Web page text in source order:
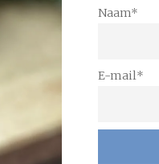
Naam*
E-mail*